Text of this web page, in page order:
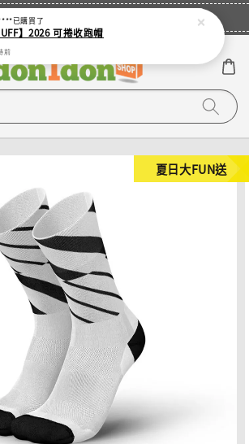
取您的專屬折扣券！
夏日大FUN送
已購買了
】2026 可捲收跑帽
前